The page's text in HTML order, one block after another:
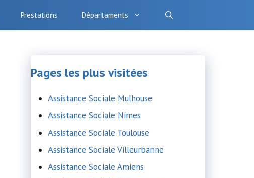
Prestations Départaments
Pages les plus visitées
Assistance Sociale Mulhouse
Assistance Sociale Nimes
Assistance Sociale Toulouse
Assistance Sociale Villeurbanne
Assistance Sociale Amiens